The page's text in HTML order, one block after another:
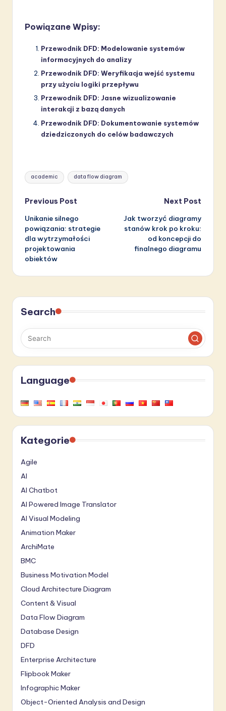
Powiązane Wpisy:
Przewodnik DFD: Modelowanie systemów
informacyjnych do analizy
Przewodnik DFD: Weryfikacja wejść systemu
przy użyciu logiki przepływu
Przewodnik DFD: Jasne wizualizowanie
interakcji z bazą danych
Przewodnik DFD: Dokumentowanie systemów
dziedziczonych do celów badawczych
Tags:
academic data flow diagram
Post
navigation
Previous Post
Unikanie silnego
powiązania: strategie
dla wytrzymałości
projektowania
obiektów
Next Post
Jak tworzyć diagramy
stanów krok po kroku:
od koncepcji do
finalnego diagramu
Search
Language
Kategorie
Agile
AI
AI Chatbot
AI Powered Image Translator
AI Visual Modeling
Animation Maker
ArchiMate
BMC
Business Motivation Model
Cloud Architecture Diagram
Content & Visual
Data Flow Diagram
Database Design
DFD
Enterprise Architecture
Flipbook Maker
Infographic Maker
Object-Oriented Analysis and Design